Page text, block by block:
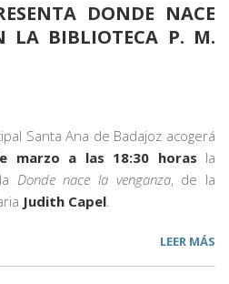
DONDE NACE
LA BIBLIOTECA P. M.
Santa Ana de Badajoz acogerá
marzo a las 18:30 horas la
Donde nace la venganza, de la
Judith Capel.
LEER MÁS